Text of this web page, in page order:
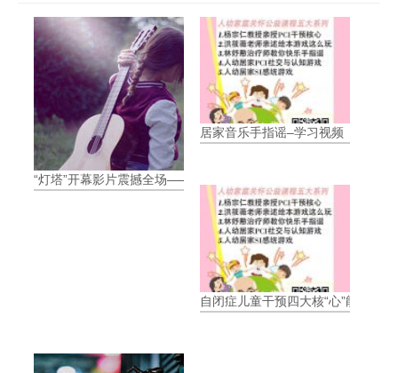
“灯塔”开幕影片震撼全场——《时间之海》
居家音乐手指谣–学习视频
自闭症儿童干预四大核“心”能力-视